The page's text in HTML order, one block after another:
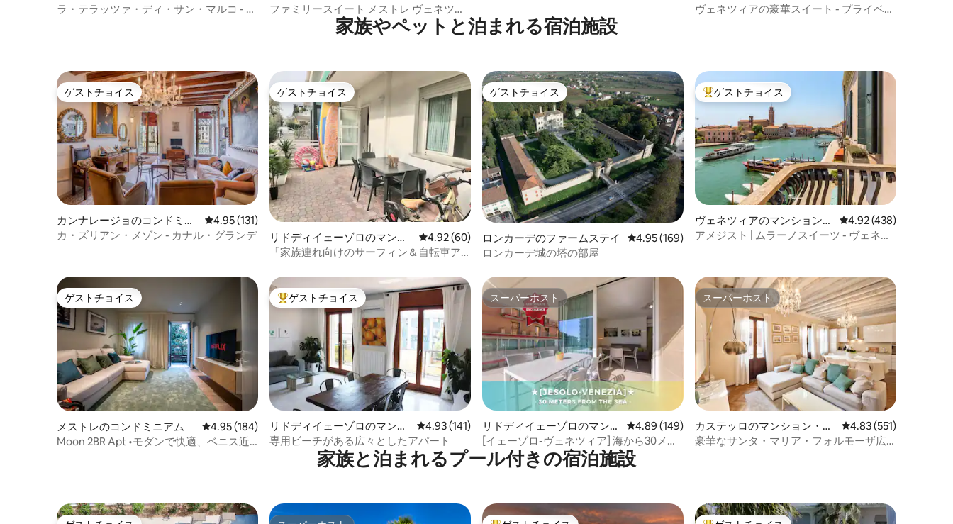
アパート
ラ・テラッツァ・ディ・サン・マルコ - ラ
パート
ファミリースイート メストレ ヴェネツィ
ンドミニアム
ヴェネツィアの豪華スイート - プライベー
家族やペットと泊まれる宿泊施設
ゲストチョイス
ゲストチョイス
カンナレージョのコンドミニ
アム
レビュー131件、5つ星中4.95つ星の平均評価
4.95 (131)
カ・ズリアン・メゾン - カナル・グランデ
ゲストチョイス
ゲストチョイス
リドディイェーゾロのマンシ
ョン・アパート
レビュー60件、5つ星中4.92つ星の平均評価
4.92 (60)
「家族連れ向けのサーフィン＆自転車ア
ゲストチョイス
ゲストチョイス
ロンカーデのファームステイ レビュー169件、5つ星中4.95つ星の平均評価
4.95 (169)
ロンカーデ城の塔の部屋
大好評のゲストチョイスです。
ゲストチョイス
ヴェネツィアのマンション・
アパート
レビュー438件、5つ
4.92 (438)
アメジスト | ムラーノスイーツ - ヴェネツ
ゲストチョイス
ゲストチョイス
メストレのコンドミニアム レビュー184件、5つ星中4.95つ星の平均評価
4.95 (184)
Moon 2BR Apt •モダンで快適、ベニス近
大好評のゲストチョイスです。
ゲストチョイス
リドディイェーゾロのマンシ
ョン・アパート
レビュー141件、5つ星中4.93つ星の平均評価
4.93 (141)
専用ビーチがある広々としたアパート
スーパーホスト
スーパーホスト
リドディイェーゾロのマンシ
ョン・アパート
レビュー149件、5つ星中4.89つ星の平均評価
4.89 (149)
[イェーゾロ-ヴェネツィア] 海から30メー
トル、駐車場付き
スーパーホスト
スーパーホスト
カステッロのマンション・ア
パート
レビュー551件、5つ
4.83 (551)
豪華なサンタ・マリア・フォルモーザ広
家族と泊まれるプール付きの宿泊施設